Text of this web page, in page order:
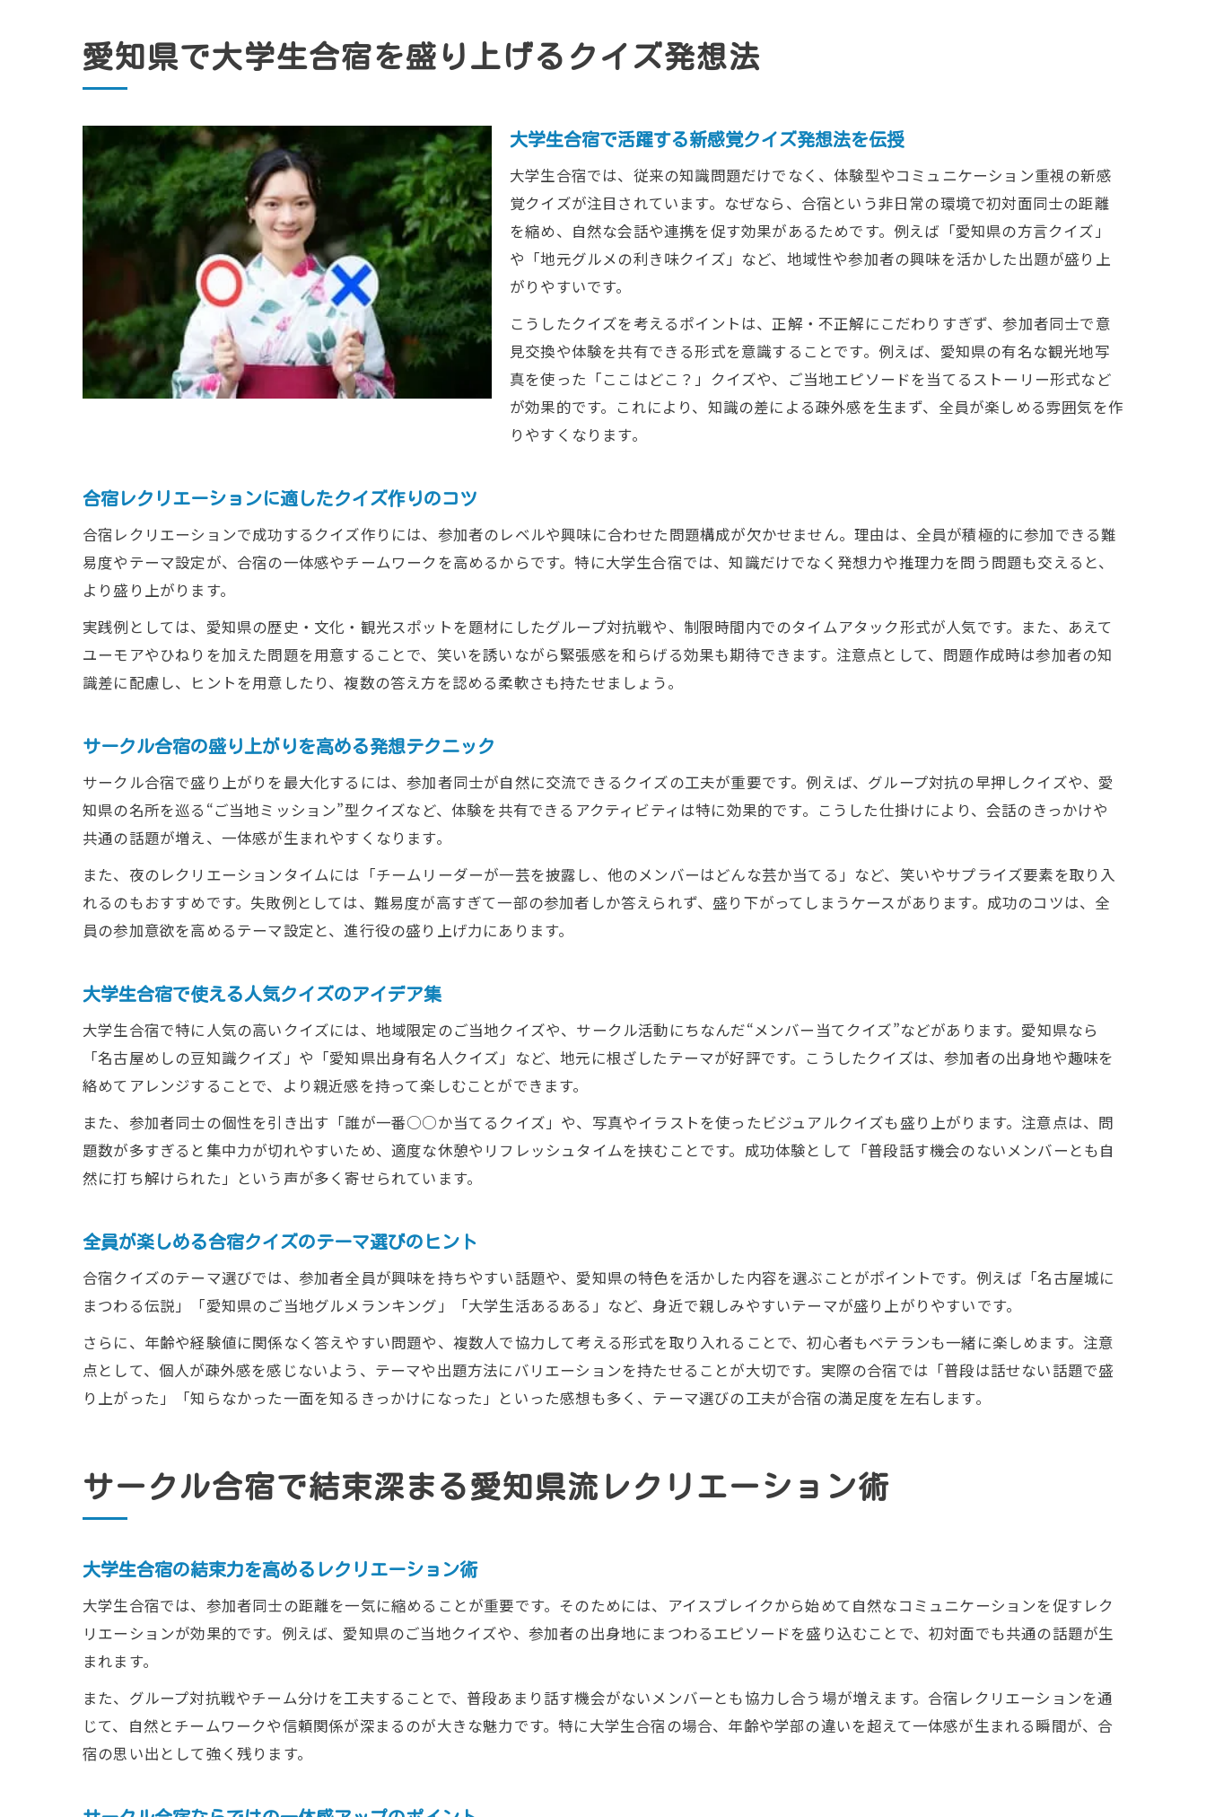
サークル合宿で結束深まる愛知県流レクリエーション術
大学生合宿の結束力を高めるレクリエーション術
合宿レクリエーションで交流が深まる仕掛け方
大学生合宿に最適なグループゲームの選び方
全員参加型の合宿クイズで盛り上がるコツ
大学生合宿に最適なクイズゲームの選び方とは
大学生合宿で人気のクイズゲーム選定ポイント
参加者全員が楽しめるレクリエーションの工夫
合宿クイズで盛り上がるゲームの特徴を紹介
大学生合宿におすすめのゲームジャンルを解説
サークル合宿で使えるクイズ選びの実例紹介
合宿イベントで心がつながるクイズの仕掛け方
チームワーク向上に効く合宿クイズ活用術
サークル合宿で盛り上がる演出アイデア集
大学生合宿の思い出作りに役立つ工夫紹介
大学生合宿で記憶に残る体験を作るコツ
合宿レクリエーションで感動を生む工夫とは
大学生合宿ならではのイベント演出方法
仲間と楽しむ合宿クイズで思い出を彩るコツ
サークル合宿が楽しくなる演出テクニック
大学生合宿の思い出に残るゲーム企画案
愛知県で大学生合宿を盛り上げるクイズ発想法
大学生合宿で活躍する新感覚クイズ発想法を伝授
大学生合宿では、従来の知識問題だけでなく、体験型やコミュニケーション重視の新感
覚クイズが注目されています。なぜなら、合宿という非日常の環境で初対面同士の距離
を縮め、自然な会話や連携を促す効果があるためです。例えば「愛知県の方言クイズ」
や「地元グルメの利き味クイズ」など、地域性や参加者の興味を活かした出題が盛り上
がりやすいです。
こうしたクイズを考えるポイントは、正解・不正解にこだわりすぎず、参加者同士で意
見交換や体験を共有できる形式を意識することです。例えば、愛知県の有名な観光地写
真を使った「ここはどこ？」クイズや、ご当地エピソードを当てるストーリー形式など
が効果的です。これにより、知識の差による疎外感を生まず、全員が楽しめる雰囲気を作
りやすくなります。
合宿レクリエーションに適したクイズ作りのコツ
合宿レクリエーションで成功するクイズ作りには、参加者のレベルや興味に合わせた問題構成が欠かせません。理由は、全員が積極的に参加できる難
易度やテーマ設定が、合宿の一体感やチームワークを高めるからです。特に大学生合宿では、知識だけでなく発想力や推理力を問う問題も交えると、
より盛り上がります。
実践例としては、愛知県の歴史・文化・観光スポットを題材にしたグループ対抗戦や、制限時間内でのタイムアタック形式が人気です。また、あえて
ユーモアやひねりを加えた問題を用意することで、笑いを誘いながら緊張感を和らげる効果も期待できます。注意点として、問題作成時は参加者の知
識差に配慮し、ヒントを用意したり、複数の答え方を認める柔軟さも持たせましょう。
サークル合宿の盛り上がりを高める発想テクニック
サークル合宿で盛り上がりを最大化するには、参加者同士が自然に交流できるクイズの工夫が重要です。例えば、グループ対抗の早押しクイズや、愛
知県の名所を巡る“ご当地ミッション”型クイズなど、体験を共有できるアクティビティは特に効果的です。こうした仕掛けにより、会話のきっかけや
共通の話題が増え、一体感が生まれやすくなります。
また、夜のレクリエーションタイムには「チームリーダーが一芸を披露し、他のメンバーはどんな芸か当てる」など、笑いやサプライズ要素を取り入
れるのもおすすめです。失敗例としては、難易度が高すぎて一部の参加者しか答えられず、盛り下がってしまうケースがあります。成功のコツは、全
員の参加意欲を高めるテーマ設定と、進行役の盛り上げ力にあります。
大学生合宿で使える人気クイズのアイデア集
大学生合宿で特に人気の高いクイズには、地域限定のご当地クイズや、サークル活動にちなんだ“メンバー当てクイズ”などがあります。愛知県なら
「名古屋めしの豆知識クイズ」や「愛知県出身有名人クイズ」など、地元に根ざしたテーマが好評です。こうしたクイズは、参加者の出身地や趣味を
絡めてアレンジすることで、より親近感を持って楽しむことができます。
また、参加者同士の個性を引き出す「誰が一番○○か当てるクイズ」や、写真やイラストを使ったビジュアルクイズも盛り上がります。注意点は、問
題数が多すぎると集中力が切れやすいため、適度な休憩やリフレッシュタイムを挟むことです。成功体験として「普段話す機会のないメンバーとも自
然に打ち解けられた」という声が多く寄せられています。
全員が楽しめる合宿クイズのテーマ選びのヒント
合宿クイズのテーマ選びでは、参加者全員が興味を持ちやすい話題や、愛知県の特色を活かした内容を選ぶことがポイントです。例えば「名古屋城に
まつわる伝説」「愛知県のご当地グルメランキング」「大学生活あるある」など、身近で親しみやすいテーマが盛り上がりやすいです。
さらに、年齢や経験値に関係なく答えやすい問題や、複数人で協力して考える形式を取り入れることで、初心者もベテランも一緒に楽しめます。注意
点として、個人が疎外感を感じないよう、テーマや出題方法にバリエーションを持たせることが大切です。実際の合宿では「普段は話せない話題で盛
り上がった」「知らなかった一面を知るきっかけになった」といった感想も多く、テーマ選びの工夫が合宿の満足度を左右します。
サークル合宿で結束深まる愛知県流レクリエーション術
大学生合宿の結束力を高めるレクリエーション術
大学生合宿では、参加者同士の距離を一気に縮めることが重要です。そのためには、アイスブレイクから始めて自然なコミュニケーションを促すレク
リエーションが効果的です。例えば、愛知県のご当地クイズや、参加者の出身地にまつわるエピソードを盛り込むことで、初対面でも共通の話題が生
まれます。
また、グループ対抗戦やチーム分けを工夫することで、普段あまり話す機会がないメンバーとも協力し合う場が増えます。合宿レクリエーションを通
じて、自然とチームワークや信頼関係が深まるのが大きな魅力です。特に大学生合宿の場合、年齢や学部の違いを超えて一体感が生まれる瞬間が、合
宿の思い出として強く残ります。